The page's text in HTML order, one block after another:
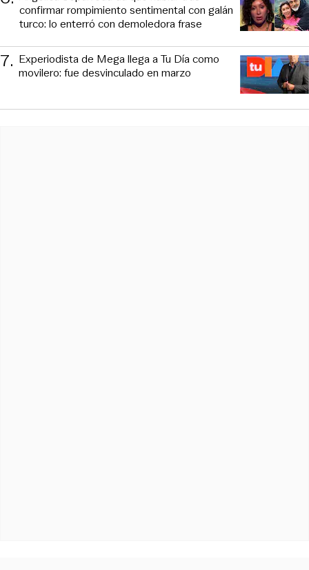
confirmar rompimiento sentimental con galán
turco: lo enterró con demoledora frase
7. Experiodista de Mega llega a Tu Día como
movilero: fue desvinculado en marzo